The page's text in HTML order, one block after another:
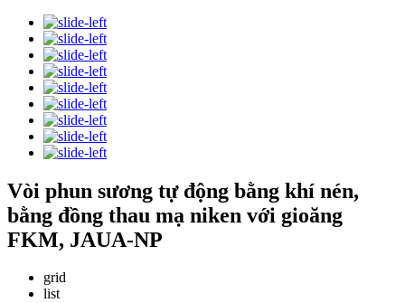
Vòi phun sương tự động bằng khí nén,
bằng đồng thau mạ niken với gioăng
FKM, JAUA-NP
grid
list